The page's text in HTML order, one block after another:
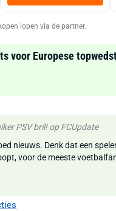
lopen via de partner.
voor Europese
PSV bril! op FCUpdate
nieuws. Denk dat een
voor de meeste